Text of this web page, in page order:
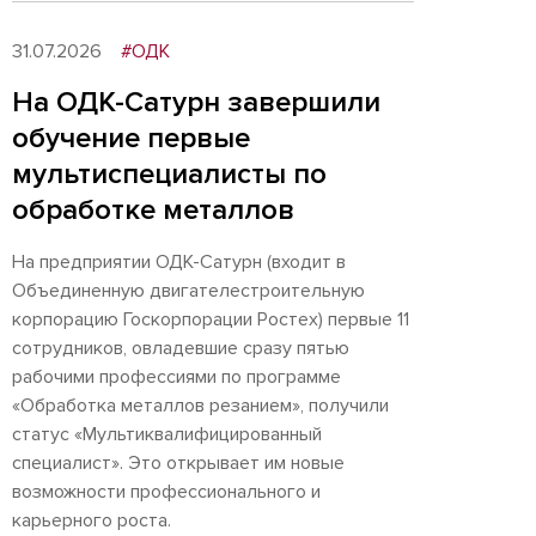
31.07.2026 #ОДК
На ОДК-Сатурн завершили
обучение первые
мультиспециалисты по
обработке металлов
На предприятии ОДК-Сатурн (входит в
Объединенную двигателестроительную
корпорацию Госкорпорации Ростех) первые 11
сотрудников, овладевшие сразу пятью
рабочими профессиями по программе
«Обработка металлов резанием», получили
статус «Мультиквалифицированный
специалист». Это открывает им новые
возможности профессионального и
карьерного роста.